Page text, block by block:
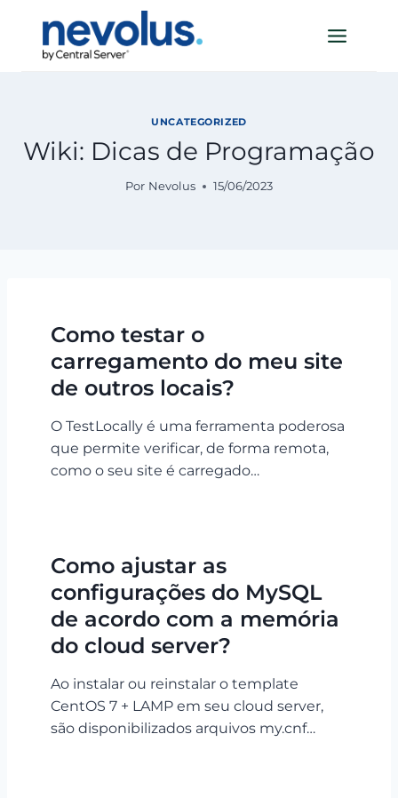
UNCATEGORIZED
Wiki: Dicas de Programação
Por Nevolus 15/06/2023
Como testar o
carregamento do meu site
de outros locais?
O TestLocally é uma ferramenta poderosa
que permite verificar, de forma remota,
como o seu site é carregado…
Como ajustar as
configurações do MySQL
de acordo com a memória
do cloud server?
Ao instalar ou reinstalar o template
CentOS 7 + LAMP em seu cloud server,
são disponibilizados arquivos my.cnf…